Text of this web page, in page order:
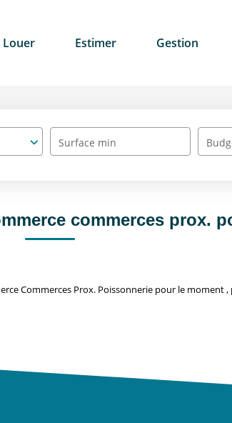
Louer Estimer Gestion
Surface min
commerces prox.
Commerces Prox. Poissonnerie pour le moment